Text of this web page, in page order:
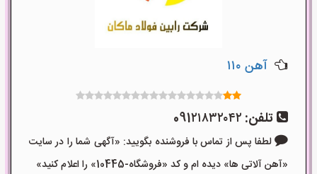
آهن ۱۱۰
تلفن: 091۲۱۸۳۲۰۴۲
لطفا پس از تماس با فروشنده بگویید: «آگهی شما را در سایت
«آهن آلاتی ها» دیده ام و کد «فروشگاه-10445» را اعلام کنید»